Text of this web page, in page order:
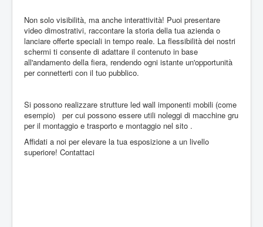
Non solo visibilità, ma anche interattività! Puoi presentare
video dimostrativi, raccontare la storia della tua azienda o
lanciare offerte speciali in tempo reale. La flessibilità dei nostri
schermi ti consente di adattare il contenuto in base
all'andamento della fiera, rendendo ogni istante un'opportunità
per connetterti con il tuo pubblico.
Si possono realizzare strutture led wall imponenti mobili (come
esempio) per cui possono essere utili noleggi di macchine gru
per il montaggio e trasporto e montaggio nel sito .
Affidati a noi per elevare la tua esposizione a un livello
superiore! Contattaci